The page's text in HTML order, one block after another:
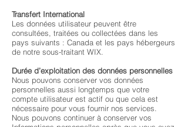
Transfert International
Les données utilisateur peuvent être
consultées, traitées ou collectées dans les
pays suivants : Canada et les pays hébergeurs
de notre sous-traitant WIX.
Durée d’exploitation des données personnelles
Nous pouvons conserver vos données
personnelles aussi longtemps que votre
compte utilisateur est actif ou que cela est
nécessaire pour vous fournir nos services.
Nous pouvons continuer à conserver vos